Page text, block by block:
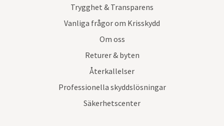
Trygghet & Transparens
Vanliga frågor om Krisskydd
Om oss
Returer & byten
Återkallelser
Professionella skyddslösningar
Säkerhetscenter